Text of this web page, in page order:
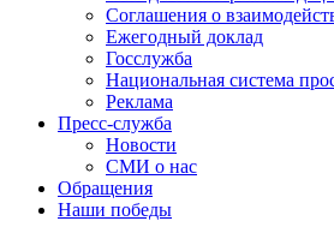
Соглашения о
Ежегодный доклад
Госслужба
Национальная система
Реклама
Пресс-служба
Новости
СМИ о нас
Обращения
Наши победы